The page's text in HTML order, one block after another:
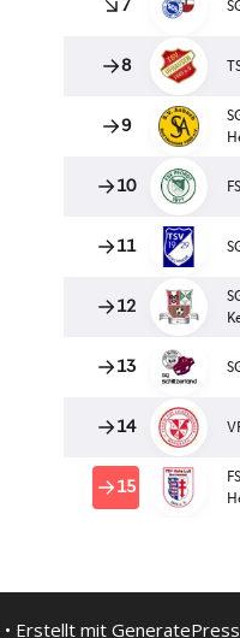
• Erstellt mit GeneratePress